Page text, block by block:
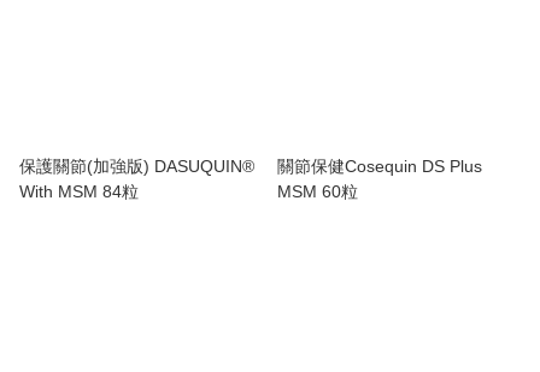
保護關節(加強版) DASUQUIN®
With MSM 84粒
關節保健Cosequin DS Plus
MSM 60粒